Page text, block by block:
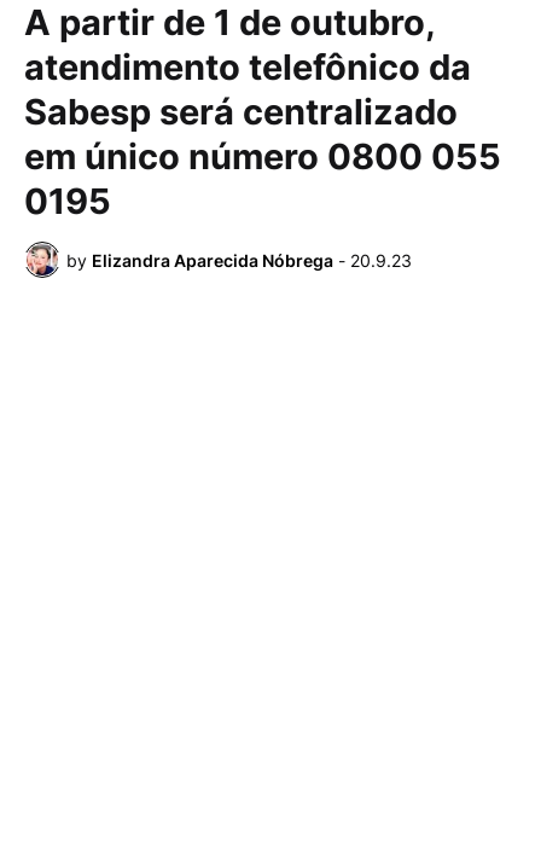
A partir de 1 de outubro,
atendimento telefônico da
Sabesp será centralizado
em único número 0800 055
0195
by Elizandra Aparecida Nóbrega - 20.9.23